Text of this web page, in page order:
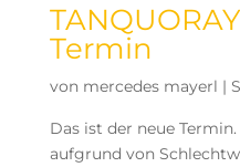
Termin
von mercedes mayerl |
Das ist der neue
aufgrund von